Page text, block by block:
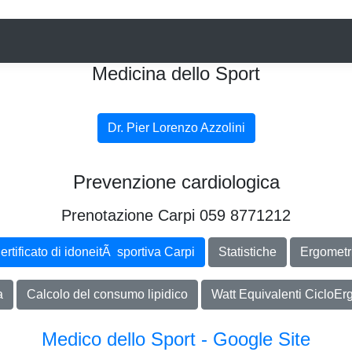
Medicina dello Sport
Dr. Pier Lorenzo Azzolini
Prevenzione cardiologica
Prenotazione Carpi 059 8771212
di idoneitÃ sportiva Carpi Statistiche
Calcolo del consumo lipidico Watt Equivalenti
Medico dello Sport - Google Site